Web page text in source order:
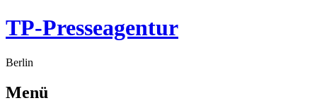
TP-Presseagentur
Berlin
Menü